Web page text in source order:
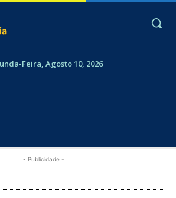
Feira, Agosto 10, 2026
- Publicidade -